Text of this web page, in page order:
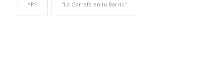
YPF “La Garrafa en tu Barrio”